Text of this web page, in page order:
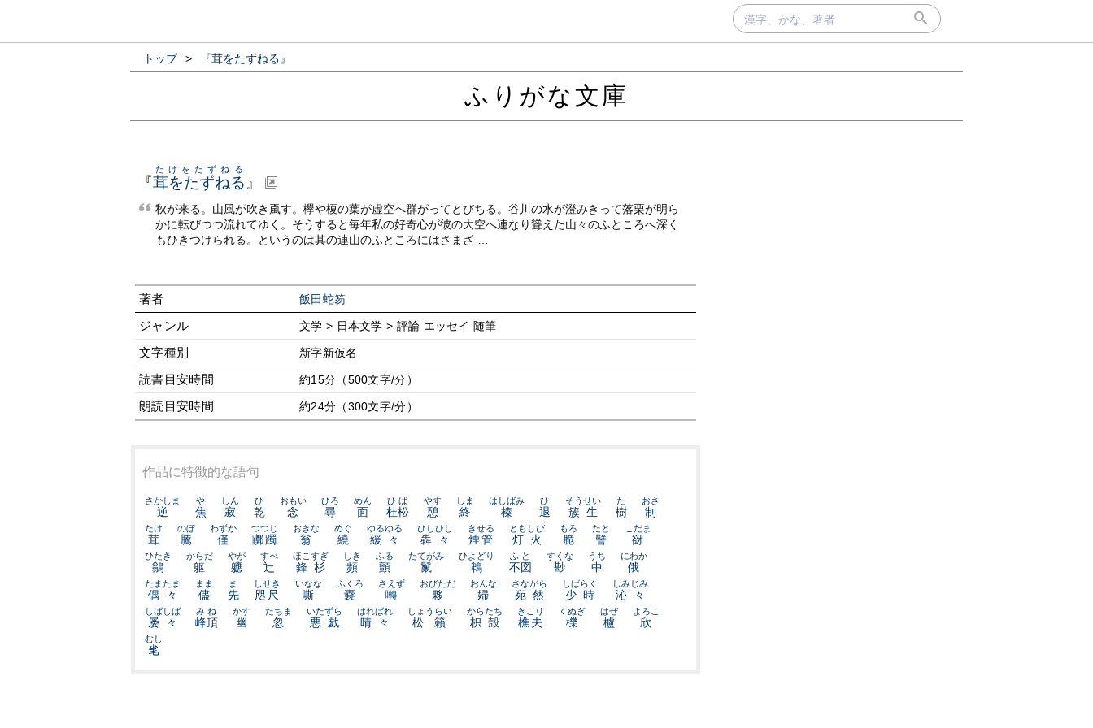
トップ > 『茸をたずねる』
ふりがな文庫
『茸をたずねる
たけをたずねる
』
秋が来る。山風が吹き颪す。欅や榎の葉が虚空へ群がってとびちる。谷川の水が澄みきって落栗が明ら
かに転びつつ流れてゆく。そうすると毎年私の好奇心が彼の大空へ連なり聳えた山々のふところへ深く
もひきつけられる。というのは其の連山のふところにはさまざ …
著者 飯田蛇笏
ジャンル 文学 > 日本文学 > 評論 エッセイ 随筆
文字種別 新字新仮名
読書目安時間 約15分（500文字/分）
朗読目安時間 約24分（300文字/分）
作品に特徴的な語句
逆
さかしま
焦
や
寂
しん
乾
ひ
念
おもい
尋
ひろ
面
めん
杜松
ひば
憩
やす
終
しま
榛
はしばみ
退
ひ
簇生
そうせい
樹
た
制
おさ
茸
たけ
騰
のぼ
僅
わずか
躑躅
つつじ
翁
おきな
繞
めぐ
緩々
ゆるゆる
犇々
ひしひし
煙管
きせる
灯火
ともしび
脆
もろ
譬
たと
谺
こだま
鶲
ひたき
躯
からだ
軈
やが
辷
すべ
鋒杉
ほこすぎ
頻
しき
顫
ふる
鬣
たてがみ
鵯
ひよどり
不図
ふと
尠
すくな
中
うち
俄
にわか
偶々
たまたま
儘
まま
先
ま
咫尺
しせき
嘶
いなな
嚢
ふくろ
囀
さえず
夥
おびただ
婦
おんな
宛然
さながら
少時
しばらく
沁々
しみじみ
屡々
しばしば
峰頂
みね
幽
かす
忽
たちま
悪戯
いたずら
晴々
はればれ
松籟
しょうらい
枳殻
からたち
樵夫
きこり
櫟
くぬぎ
櫨
はぜ
欣
よろこ
毟
むし